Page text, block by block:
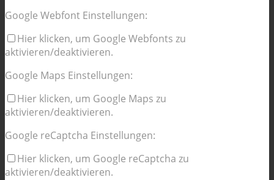
Google Webfont Einstellungen:
Hier klicken, um Google Webfonts zu
aktivieren/deaktivieren.
Google Maps Einstellungen:
Hier klicken, um Google Maps zu
aktivieren/deaktivieren.
Google reCaptcha Einstellungen:
Hier klicken, um Google reCaptcha zu
aktivieren/deaktivieren.